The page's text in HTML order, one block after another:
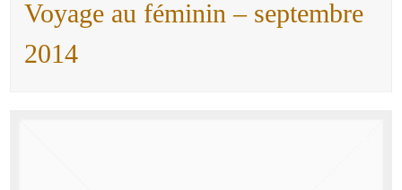
Voyage au féminin – septembre
2014